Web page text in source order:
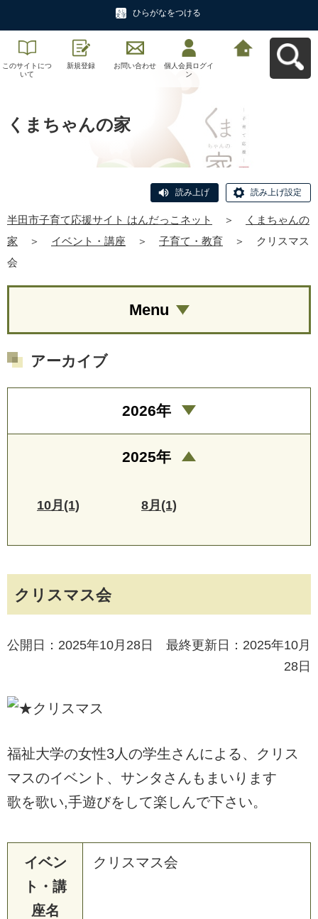
ひらがなをつける
このサイトにつ
いて
新規登録 お問い合わせ
個人会員ログイ
ン
くまちゃんの家
読み上げ 読み上げ設定
半田市子育て応援サイト はんだっこネット ＞
くまちゃんの
家
＞ イベント・講座 ＞ 子育て・教育 ＞
クリスマス
会
クリスマス会
公開日：2025年10月28日 最終更新日：2025年10月
28日
福祉大学の女性3人の学生さんによる、クリス
マスのイベント、サンタさんもまいります
歌を歌い,手遊びをして楽しんで下さい。
イベン
ト・講
座名
クリスマス会
Menu
アーカイブ
2026年
2025年
10月(1) 8月(1)